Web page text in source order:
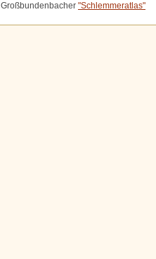
Großbundenbacher "Schlemmeratlas"